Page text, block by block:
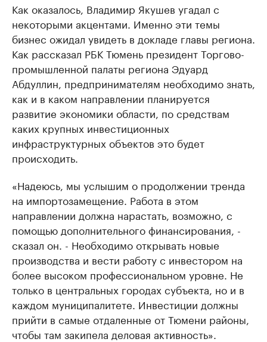
Как оказалось, Владимир Якушев угадал с
некоторыми акцентами. Именно эти темы
бизнес ожидал увидеть в докладе главы региона.
Как рассказал РБК Тюмень президент Торгово-
промышленной палаты региона Эдуард
Абдуллин, предпринимателям необходимо знать,
как и в каком направлении планируется
развитие экономики области, по средствам
каких крупных инвестиционных
инфраструктурных объектов это будет
происходить.
«Надеюсь, мы услышим о продолжении тренда
на импортозамещение. Работа в этом
направлении должна нарастать, возможно, с
помощью дополнительного финансирования, -
сказал он. - Необходимо открывать новые
производства и вести работу с инвестором на
более высоком профессиональном уровне. Не
только в центральных городах субъекта, но и в
каждом муниципалитете. Инвестиции должны
прийти в самые отдаленные от Тюмени районы,
чтобы там закипела деловая активность».